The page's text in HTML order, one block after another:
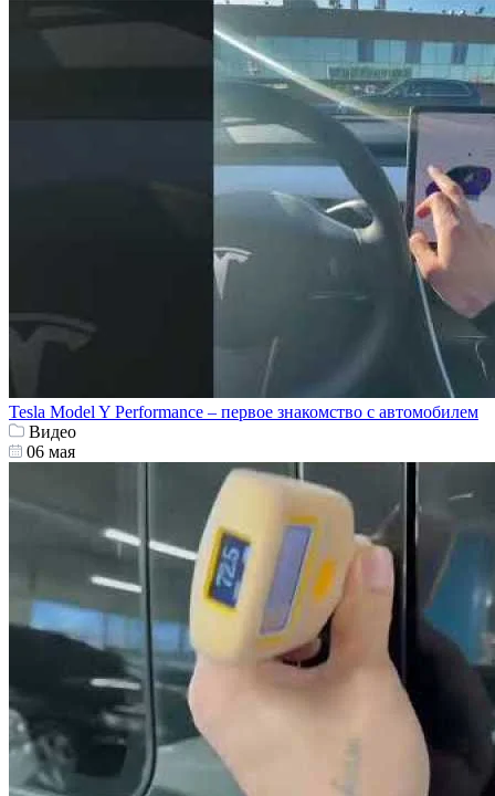
Tesla Model Y Performance – первое знакомство с автомобилем
Видео
06 мая